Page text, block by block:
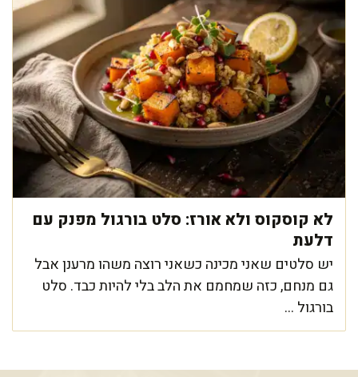
לא קוסקוס ולא אורז: סלט בורגול מפנק עם
דלעת
יש סלטים שאני מכינה כשאני רוצה משהו מרענן אבל
גם מנחם, כזה שמחמם את הלב בלי להיות כבד. סלט
בורגול ...